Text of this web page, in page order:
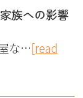
族への影響
な…[read